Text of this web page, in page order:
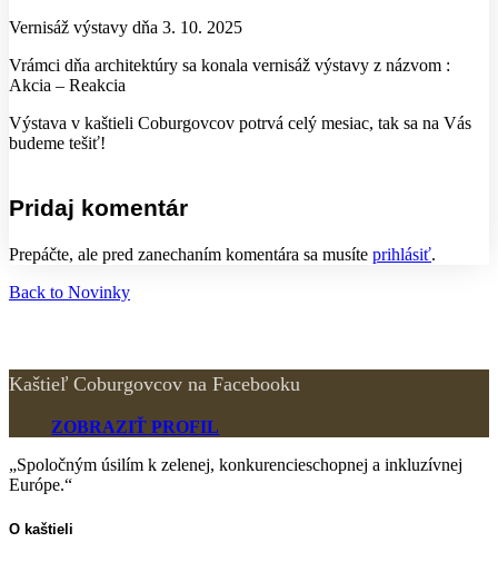
Vernisáž výstavy dňa 3. 10. 2025
Vrámci dňa architektúry sa konala vernisáž výstavy z názvom :
Akcia – Reakcia
Výstava v kaštieli Coburgovcov potrvá celý mesiac, tak sa na Vás
budeme tešiť!
Pridaj komentár
Prepáčte, ale pred zanechaním komentára sa musíte prihlásiť.
Back to Novinky
Kaštieľ Coburgovcov na Facebooku
ZOBRAZIŤ PROFIL
„Spoločným úsilím k zelenej, konkurencieschopnej a inkluzívnej
Európe.“
O kaštieli